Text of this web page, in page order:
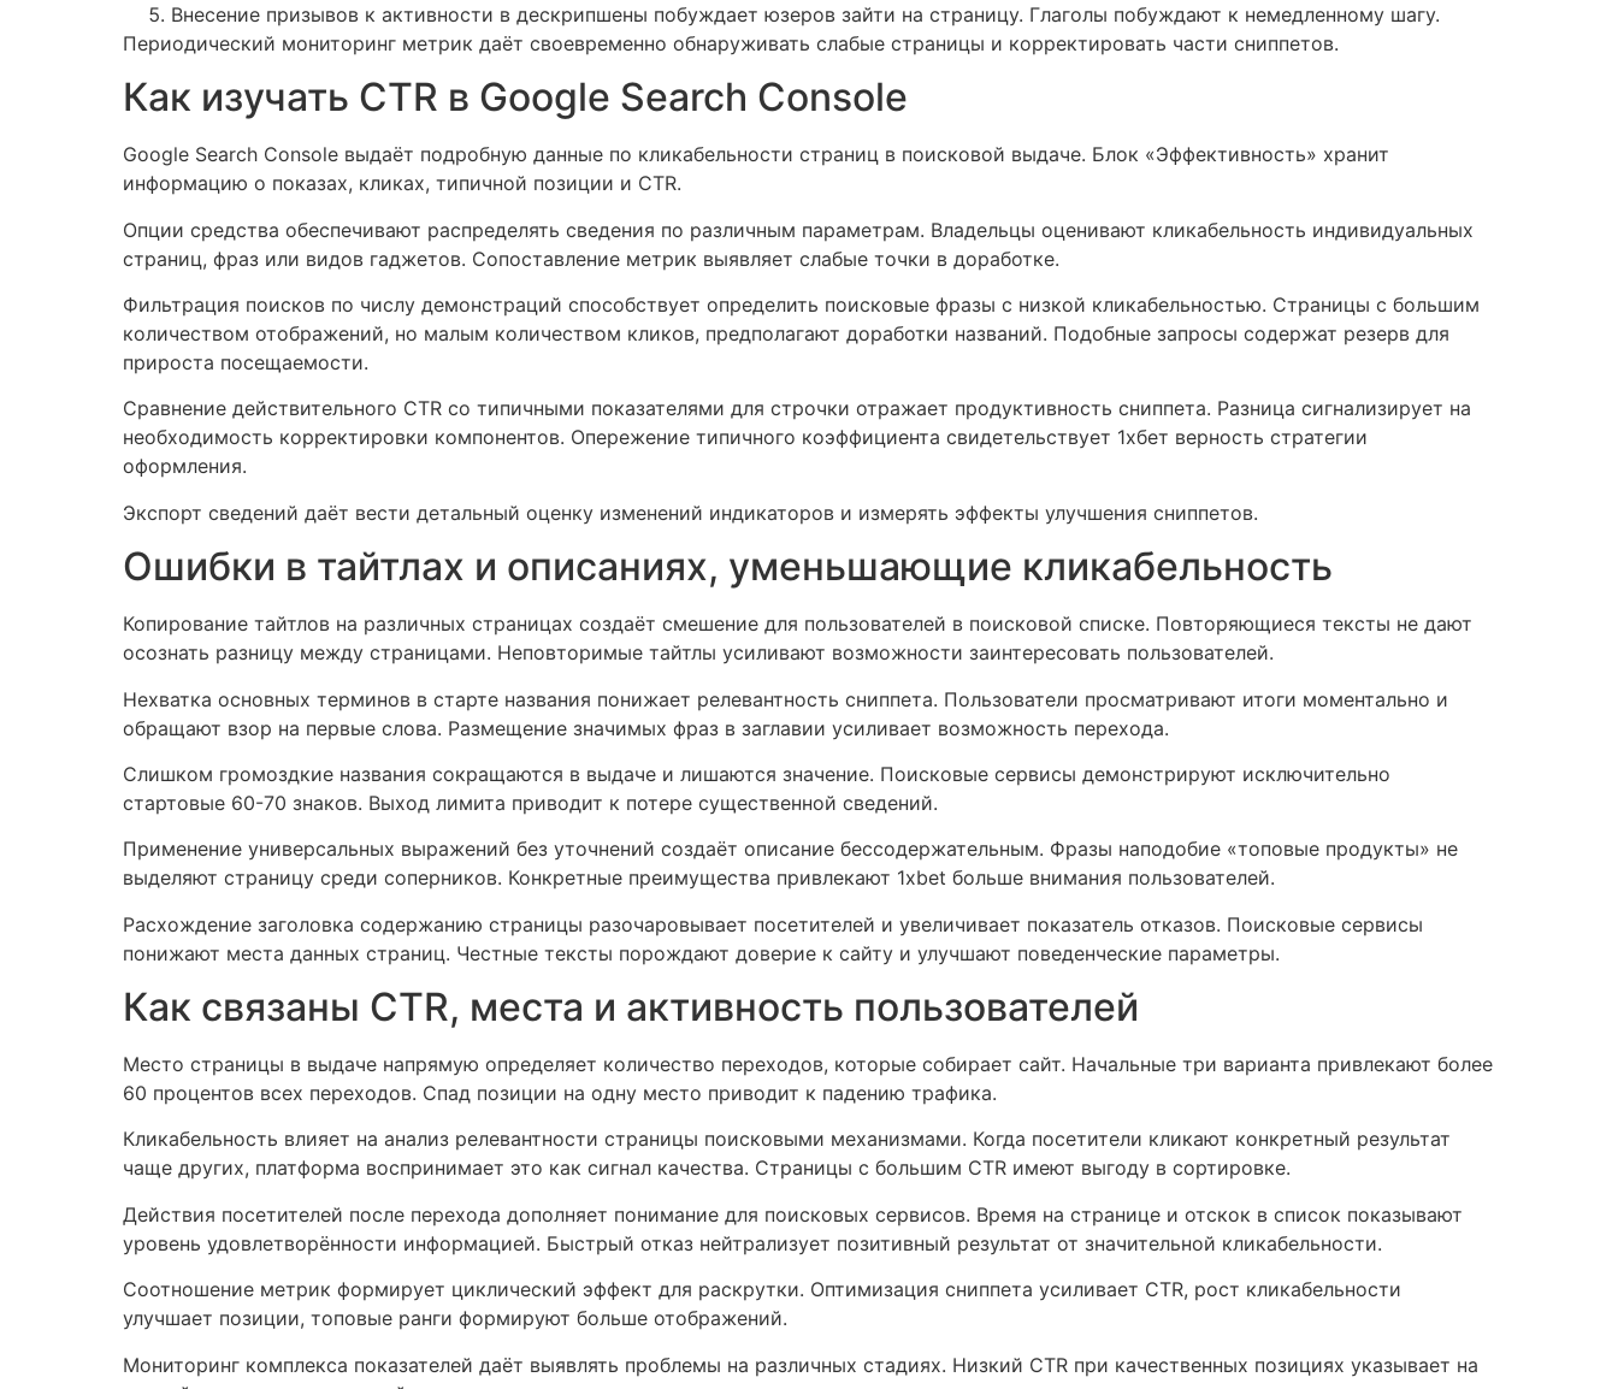
Внесение призывов к активности в дескрипшены побуждает юзеров зайти на страницу. Глаголы побуждают к немедленному шагу.
Периодический мониторинг метрик даёт своевременно обнаруживать слабые страницы и корректировать части сниппетов.
Как изучать CTR в Google Search Console
Google Search Console выдаёт подробную данные по кликабельности страниц в поисковой выдаче. Блок «Эффективность» хранит
информацию о показах, кликах, типичной позиции и CTR.
Опции средства обеспечивают распределять сведения по различным параметрам. Владельцы оценивают кликабельность индивидуальных
страниц, фраз или видов гаджетов. Сопоставление метрик выявляет слабые точки в доработке.
Фильтрация поисков по числу демонстраций способствует определить поисковые фразы с низкой кликабельностью. Страницы с большим
количеством отображений, но малым количеством кликов, предполагают доработки названий. Подобные запросы содержат резерв для
прироста посещаемости.
Сравнение действительного CTR со типичными показателями для строчки отражает продуктивность сниппета. Разница сигнализирует на
необходимость корректировки компонентов. Опережение типичного коэффициента свидетельствует 1хбет верность стратегии
оформления.
Экспорт сведений даёт вести детальный оценку изменений индикаторов и измерять эффекты улучшения сниппетов.
Ошибки в тайтлах и описаниях, уменьшающие кликабельность
Копирование тайтлов на различных страницах создаёт смешение для пользователей в поисковой списке. Повторяющиеся тексты не дают
осознать разницу между страницами. Неповторимые тайтлы усиливают возможности заинтересовать пользователей.
Нехватка основных терминов в старте названия понижает релевантность сниппета. Пользователи просматривают итоги моментально и
обращают взор на первые слова. Размещение значимых фраз в заглавии усиливает возможность перехода.
Слишком громоздкие названия сокращаются в выдаче и лишаются значение. Поисковые сервисы демонстрируют исключительно
стартовые 60-70 знаков. Выход лимита приводит к потере существенной сведений.
Применение универсальных выражений без уточнений создаёт описание бессодержательным. Фразы наподобие «топовые продукты» не
выделяют страницу среди соперников. Конкретные преимущества привлекают 1xbet больше внимания пользователей.
Расхождение заголовка содержанию страницы разочаровывает посетителей и увеличивает показатель отказов. Поисковые сервисы
понижают места данных страниц. Честные тексты порождают доверие к сайту и улучшают поведенческие параметры.
Как связаны CTR, места и активность пользователей
Место страницы в выдаче напрямую определяет количество переходов, которые собирает сайт. Начальные три варианта привлекают более
60 процентов всех переходов. Спад позиции на одну место приводит к падению трафика.
Кликабельность влияет на анализ релевантности страницы поисковыми механизмами. Когда посетители кликают конкретный результат
чаще других, платформа воспринимает это как сигнал качества. Страницы с большим CTR имеют выгоду в сортировке.
Действия посетителей после перехода дополняет понимание для поисковых сервисов. Время на странице и отскок в список показывают
уровень удовлетворённости информацией. Быстрый отказ нейтрализует позитивный результат от значительной кликабельности.
Соотношение метрик формирует циклический эффект для раскрутки. Оптимизация сниппета усиливает CTR, рост кликабельности
улучшает позиции, топовые ранги формируют больше отображений.
Мониторинг комплекса показателей даёт выявлять проблемы на различных стадиях. Низкий CTR при качественных позициях указывает на